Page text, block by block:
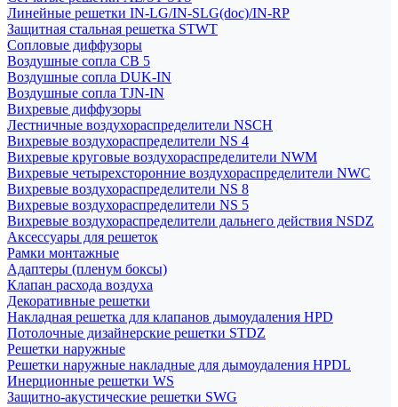
Линейные решетки IN-LG/IN-SLG(doc)/IN-RP
Защитная стальная решетка STWT
Сопловые диффузоры
Воздушные сопла СВ 5
Воздушные сопла DUK-IN
Воздушные сопла TJN-IN
Вихревые диффузоры
Лестничные воздухораспределители NSCH
Вихревые воздухораспределители NS 4
Вихревые круговые воздухораспределители NWM
Вихревые четырехсторонние воздухораспределители NWC
Вихревые воздухораспределители NS 8
Вихревые воздухораспределители NS 5
Вихревые воздухораспределители дальнего действия NSDZ
Аксессуары для решеток
Рамки монтажные
Адаптеры (пленум боксы)
Клапан расхода воздуха
Декоративные решетки
Накладная решетка для клапанов дымоудаления HPD
Потолочные дизайнерские решетки STDZ
Решетки наружные
Решетки наружные накладные для дымоудаления HPDL
Инерционные решетки WS
Защитно-акустические решетки SWG